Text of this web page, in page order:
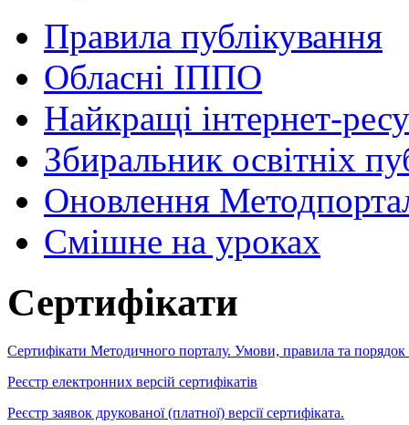
Правила публікування
Обласні ІППО
Найкращі інтернет-
Збиральник освітніх
Оновлення
Cмішне на уроках
Сертифікати
Сертифікати Методичного порталу. Умови, правила та порядок
Реєстр електронних версій сертифікатів
Реєстр заявок друкованої (платної) версії сертифіката.